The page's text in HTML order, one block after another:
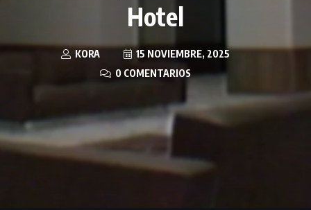
Hotel
KORA
15 NOVIEMBRE, 2025
0 COMENTARIOS